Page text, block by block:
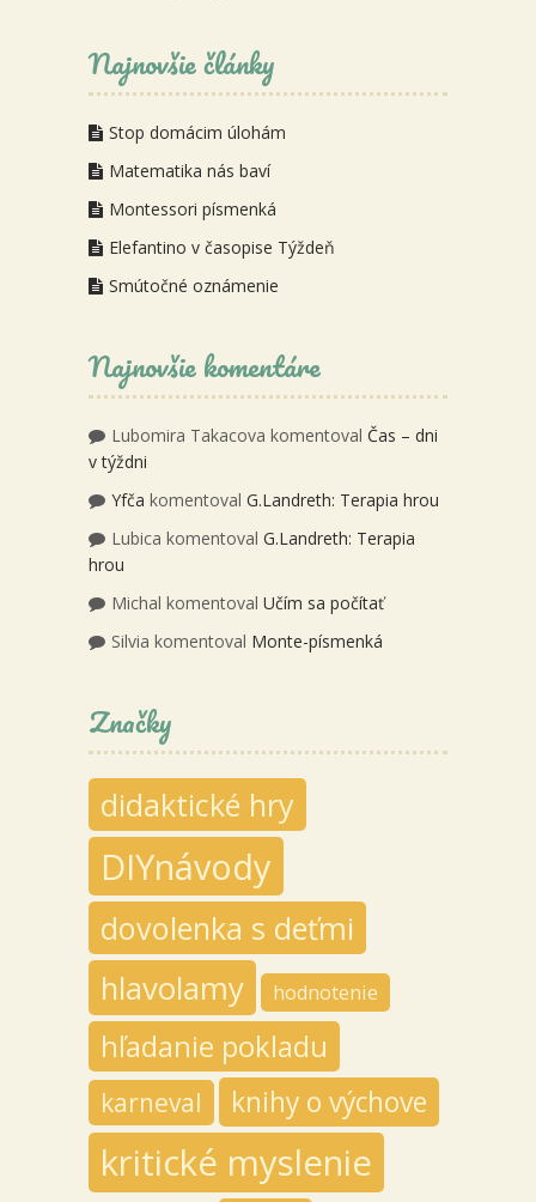
Najnovšie články
Stop domácim úlohám
Matematika nás baví
Montessori písmenká
Elefantino v časopise Týždeň
Smútočné oznámenie
Najnovšie komentáre
Lubomira Takacova komentoval Čas – dni
v týždni
Yfča komentoval G.Landreth: Terapia hrou
Lubica komentoval G.Landreth: Terapia
hrou
Michal komentoval Učím sa počítať
Silvia komentoval Monte-písmenká
Značky
didaktické hry
DIYnávody
dovolenka s deťmi
hlavolamy hodnotenie
hľadanie pokladu
karneval knihy o výchove
kritické myslenie